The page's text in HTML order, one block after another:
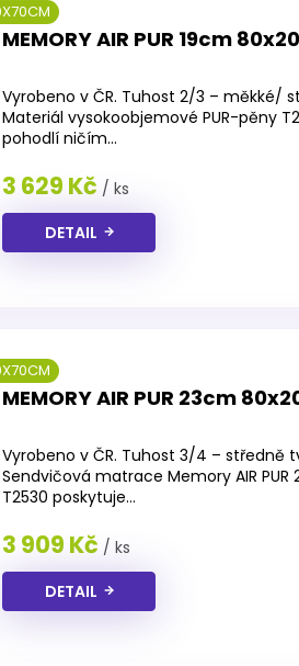
MEMORY AIR PUR 19cm
hodnocení
produktu
je
4,2
z
5
hvězdiček.
Vyrobeno v ČR. Tuhost 2/3 – měkké/
Materiál vysokoobjemové PUR-pěny
pohodlí ničím...
3 629 Kč / ks
DETAIL
MEMORY AIR PUR 23cm
hodnocení
produktu
je
4,2
z
5
hvězdiček.
Vyrobeno v ČR. Tuhost 3/4 – středně
Sendvičová matrace Memory AIR
T2530 poskytuje...
3 909 Kč / ks
DETAIL